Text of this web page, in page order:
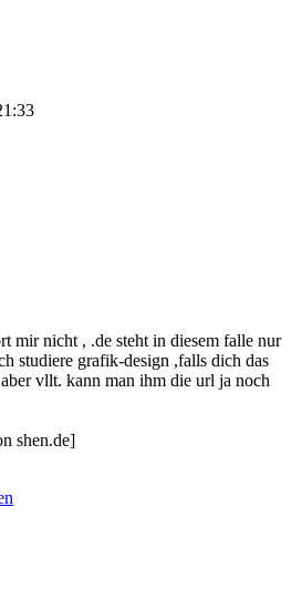
mir nicht , .de steht in diesem falle nur
studiere grafik-design ,falls dich das
vllt. kann man ihm die url ja noch
shen.de]